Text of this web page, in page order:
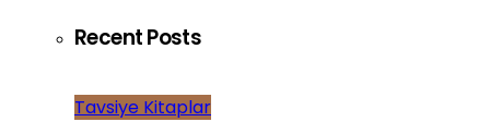
Recent Posts
Tavsiye Kitaplar